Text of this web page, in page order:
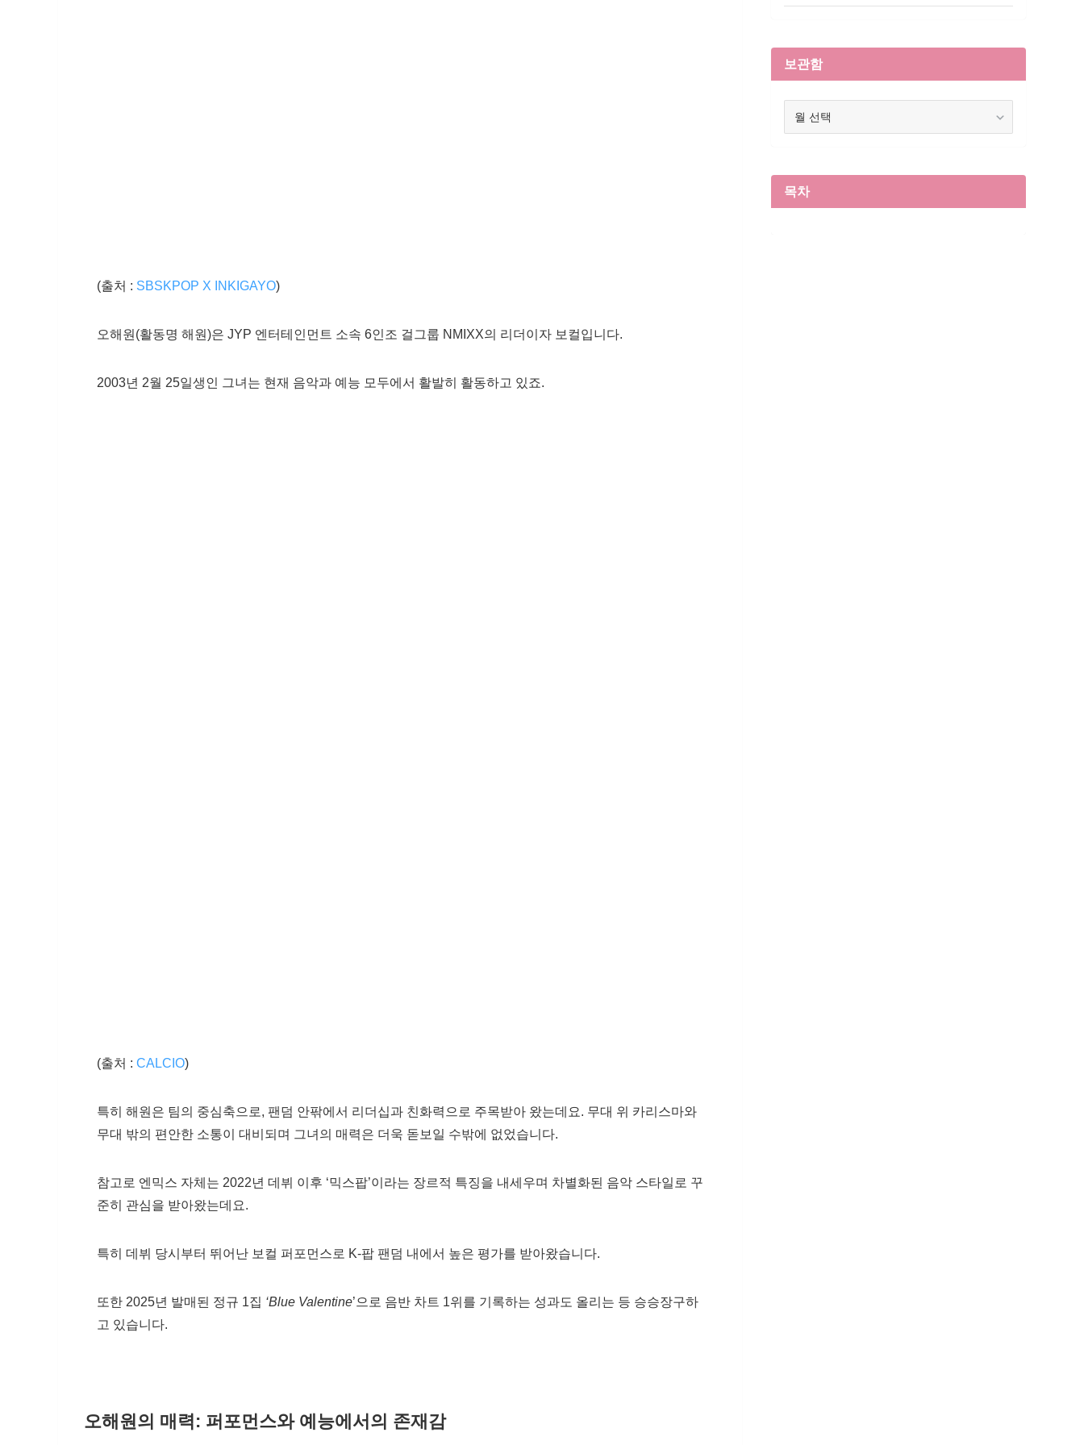
(출처 : SBSKPOP X INKIGAYO)
오해원(활동명 해원)은 JYP 엔터테인먼트 소속 6인조 걸그룹 NMIXX의 리더이자 보컬입니다.
2003년 2월 25일생인 그녀는 현재 음악과 예능 모두에서 활발히 활동하고 있죠.
(출처 : CALCIO)
특히 해원은 팀의 중심축으로, 팬덤 안팎에서 리더십과 친화력으로 주목받아 왔는데요. 무대 위 카리스마와
무대 밖의 편안한 소통이 대비되며 그녀의 매력은 더욱 돋보일 수밖에 없었습니다.
참고로 엔믹스 자체는 2022년 데뷔 이후 ‘믹스팝’이라는 장르적 특징을 내세우며 차별화된 음악 스타일로 꾸
준히 관심을 받아왔는데요.
특히 데뷔 당시부터 뛰어난 보컬 퍼포먼스로 K-팝 팬덤 내에서 높은 평가를 받아왔습니다.
또한 2025년 발매된 정규 1집 ‘Blue Valentine’으로 음반 차트 1위를 기록하는 성과도 올리는 등 승승장구하
고 있습니다.
오해원의 매력: 퍼포먼스와 예능에서의 존재감
보관함
목차